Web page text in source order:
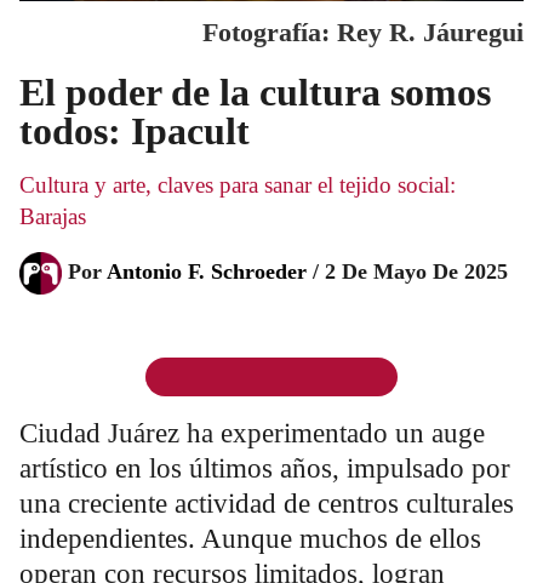
Fotografía: Rey R. Jáuregui
El poder de la cultura somos
todos: Ipacult
Cultura y arte, claves para sanar el tejido social:
Barajas
Por Antonio F. Schroeder / 2 De Mayo De 2025
Ciudad Juárez ha experimentado un auge
artístico en los últimos años, impulsado por
una creciente actividad de centros culturales
independientes. Aunque muchos de ellos
operan con recursos limitados, logran